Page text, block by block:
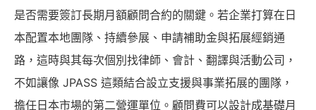
是否需要簽訂長期月額顧問合約的關鍵。若企業打算在日
本配置本地團隊、持續參展、申請補助金與拓展經銷通
路，這時與其每次個別找律師、會計、翻譯與活動公司，
不如讓像 JPASS 這類結合設立支援與事業拓展的團隊，
擔任日本市場的第二營運單位。顧問費可以設計成基礎月